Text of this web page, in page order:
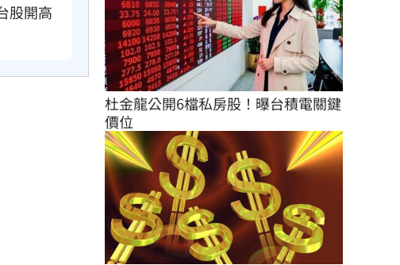
股開高
杜金龍公開6檔私房股！曝台積電關鍵
價位